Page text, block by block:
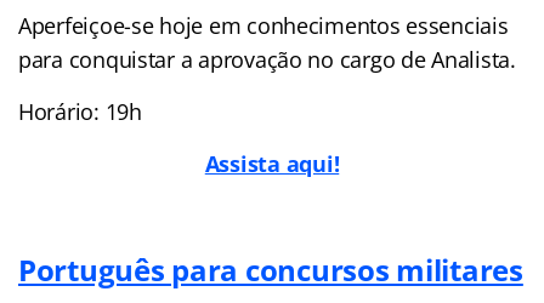
Aperfeiçoe-se hoje em conhecimentos essenciais
para conquistar a aprovação no cargo de Analista.
Horário: 19h
Assista aqui!
Português para concursos militares